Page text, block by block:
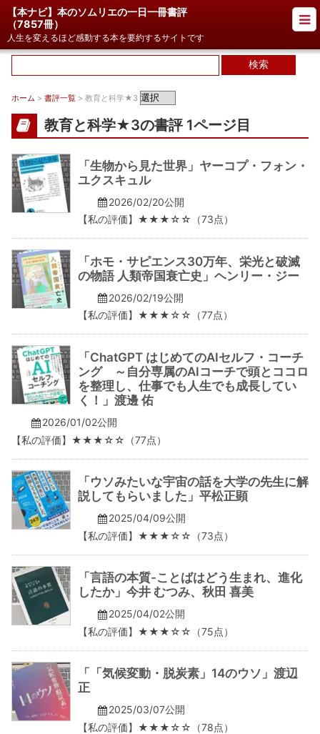
【本ナビ】本のソムリエの一日一冊書評
（7857冊）
人生を変えるほど感動する本を要約するサイトです
ホーム > 書評一覧 > 教育と科学★3
教育と科学★3の書評 1ページ目
「生物から見た世界」ヤーコプ・フォン・
ユクスキュル
2026/02/20公開
【私の評価】★★★☆☆（73点）
「ホモ・サピエンス30万年、栄光と破滅
の物語 人類帝国衰亡史」ヘンリー・ジー
2026/02/19公開
【私の評価】★★★☆☆（77点）
「ChatGPT はじめてのAIセルフ・コーチ
ング ～自分専属のAIコーチで頭とココロ
を整理し、仕事でも人生でも成長してい
く！」渡邊 佑
2026/01/02公開
【私の評価】★★★☆☆（77点）
「ウソみたいな宇宙の話を大学の先生に解
説してもらいました」平松正顕
2025/04/09公開
【私の評価】★★★☆☆（73点）
「言語の本質-ことばはどう生まれ、進化
したか」今井 むつみ、秋田 喜美
2025/04/02公開
【私の評価】★★★☆☆（75点）
「「気候変動・脱炭素」14のウソ」渡辺
正
2025/03/07公開
【私の評価】★★★☆☆（78点）